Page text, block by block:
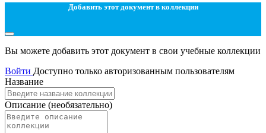
Добавить этот документ в коллекции
Вы можете добавить этот документ в свои учебные коллекции
Войти Доступно только авторизованным пользователям
Название
Описание (необязательно)